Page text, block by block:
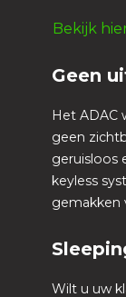
Bekijk
Geen
Het ADAC
geen
geruisloos
keyless
gemakken
Wilt u uw